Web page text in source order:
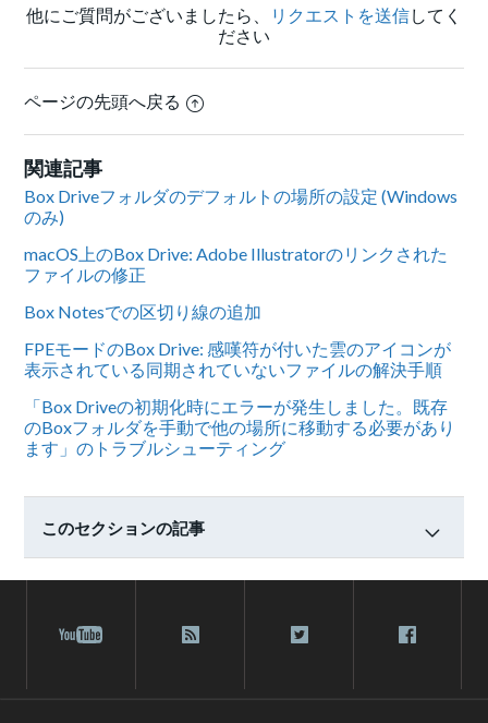
他にご質問がございましたら、 リクエストを送信してく
ださい
ページの先頭へ戻る
関連記事
Box Driveフォルダのデフォルトの場所の設定 (Windows
のみ)
macOS上のBox Drive: Adobe Illustratorのリンクされた
ファイルの修正
Box Notesでの区切り線の追加
FPEモードのBox Drive: 感嘆符が付いた雲のアイコンが
表示されている同期されていないファイルの解決手順
「Box Driveの初期化時にエラーが発生しました。既存
のBoxフォルダを手動で他の場所に移動する必要があり
ます」のトラブルシューティング
このセクションの記事